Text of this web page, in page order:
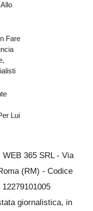
Fare
Lui
365 SRL - Via
(RM) - Codice
giornalistica, in